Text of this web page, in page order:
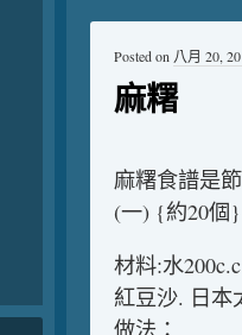
麻糬
Posted on 八月 20,
麻糬食譜是
(一) {約20個}
材料:水
紅豆沙. 日本
做法：